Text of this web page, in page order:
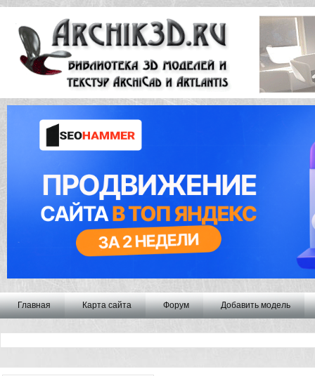
Главная Карта сайта Форум Добавить модель